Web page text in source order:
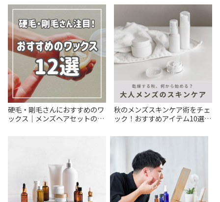
硬毛・剛毛さんにおすすめのワ
ックス｜メンズヘアセットの基
秋のメンズスキンケア術をチェ
ック！おすすめアイテム10選も